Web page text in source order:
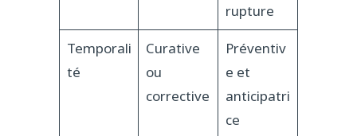
rupture
Temporali
té
Curative
ou
corrective
Préventiv
e et
anticipatri
ce